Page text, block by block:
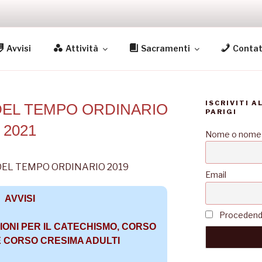
Avvisi Attività Sacramenti
TEMPO ORDINARIO
2021
AVVISI
PER IL CATECHISMO, CORSO
CRESIMA ADULTI
ISCRIVITI
PARIGI
Nome o
Email